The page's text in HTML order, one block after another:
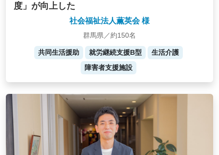
度」が向上した
社会福祉法人薫英会 様
群馬県／約150名
共同生活援助 就労継続支援B型
生活介護
障害者支援施設